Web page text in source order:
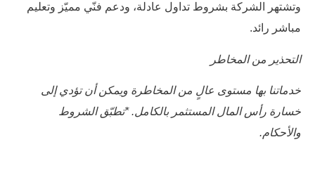
وتشتهر الشركة بشروط تداول عادلة، ودعم فنّي مميّز وتعليم
مباشر رائد.
التحذير من المخاطر
خدماتنا بها مستوى عالٍ من المخاطرة ويمكن أن تؤدي إلى
خسارة رأس المال المستثمر بالكامل.*تطبّق الشروط
والأحكام.